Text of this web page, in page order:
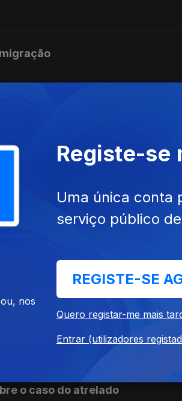
em 2025
PJ
do que em 2025
de Marrocos da
o caso do atrelado
nos
Registe-se
Uma única conta
serviço público
REGISTE-SE
Quero registar-me mais
Entrar (utilizadores